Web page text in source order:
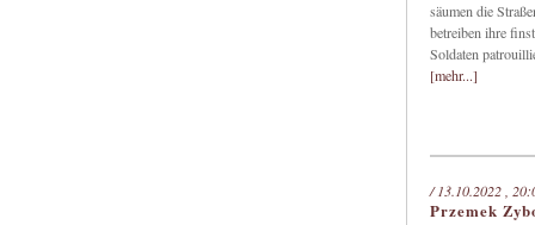
säumen die
betreiben ihre
Soldaten
[mehr...]
/ 13.10.2022 ,
Przemek